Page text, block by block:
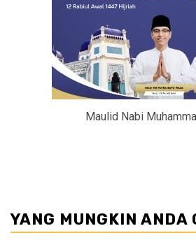
Maulid Nabi
YANG MUNGKIN ANDA